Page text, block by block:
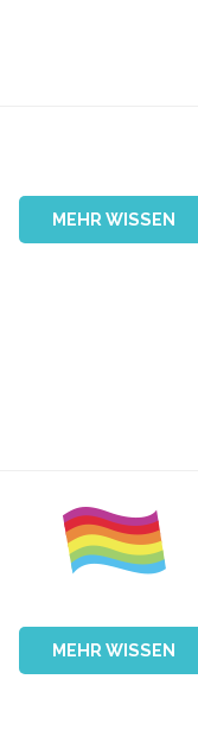
MEHR WISSEN
MEHR WISSEN